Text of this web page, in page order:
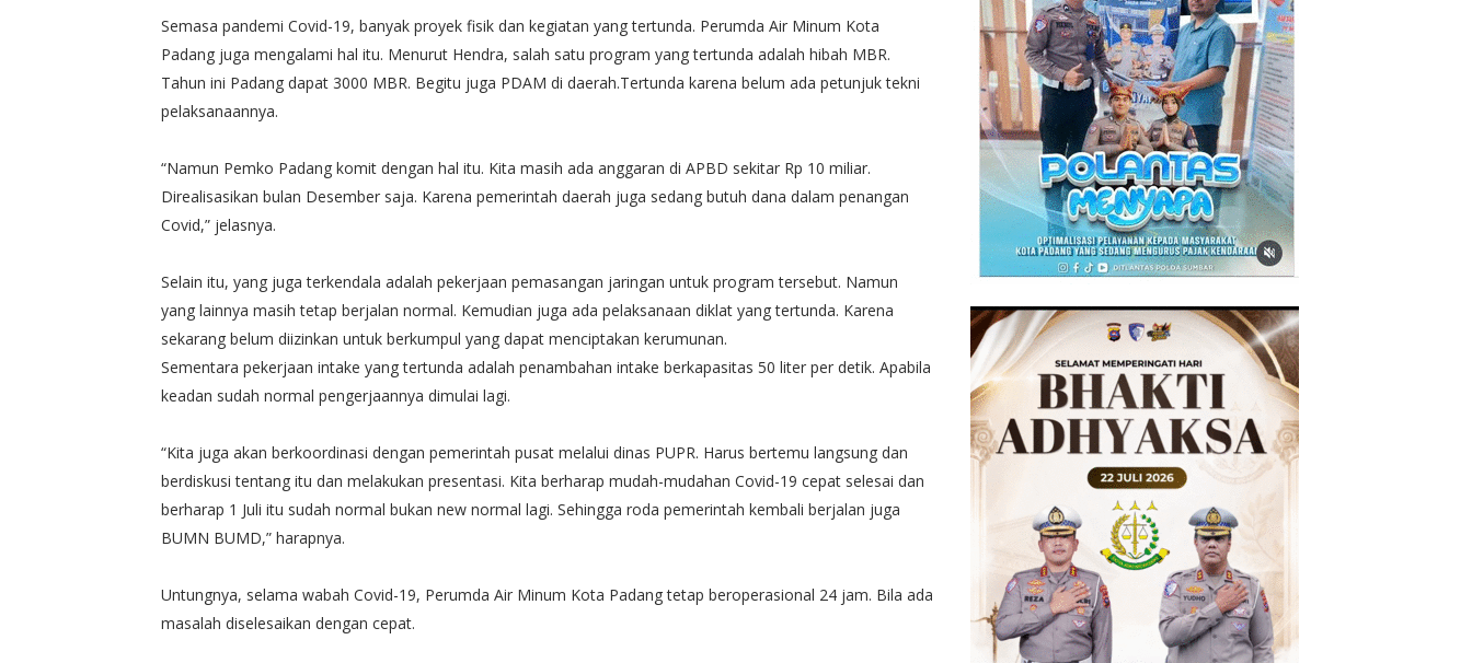
Semasa pandemi Covid-19, banyak proyek fisik dan kegiatan yang tertunda. Perumda Air Minum Kota
Padang juga mengalami hal itu. Menurut Hendra, salah satu program yang tertunda adalah hibah MBR.
Tahun ini Padang dapat 3000 MBR. Begitu juga PDAM di daerah.Tertunda karena belum ada petunjuk tekni
pelaksanaannya.
“Namun Pemko Padang komit dengan hal itu. Kita masih ada anggaran di APBD sekitar Rp 10 miliar.
Direalisasikan bulan Desember saja. Karena pemerintah daerah juga sedang butuh dana dalam penangan
Covid,” jelasnya.
Selain itu, yang juga terkendala adalah pekerjaan pemasangan jaringan untuk program tersebut. Namun
yang lainnya masih tetap berjalan normal. Kemudian juga ada pelaksanaan diklat yang tertunda. Karena
sekarang belum diizinkan untuk berkumpul yang dapat menciptakan kerumunan.
Sementara pekerjaan intake yang tertunda adalah penambahan intake berkapasitas 50 liter per detik. Apabila
keadan sudah normal pengerjaannya dimulai lagi.
“Kita juga akan berkoordinasi dengan pemerintah pusat melalui dinas PUPR. Harus bertemu langsung dan
berdiskusi tentang itu dan melakukan presentasi. Kita berharap mudah-mudahan Covid-19 cepat selesai dan
berharap 1 Juli itu sudah normal bukan new normal lagi. Sehingga roda pemerintah kembali berjalan juga
BUMN BUMD,” harapnya.
Untungnya, selama wabah Covid-19, Perumda Air Minum Kota Padang tetap beroperasional 24 jam. Bila ada
masalah diselesaikan dengan cepat.